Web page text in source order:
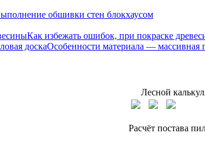
обшивки стен блокхаусом
Как избежать ошибок, при покраске
Особенности материала — массивная
Лесной
Расчёт постава